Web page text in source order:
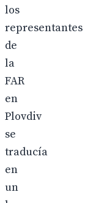
los
representantes
de
la
FAR
en
Plovdiv
se
traducía
en
un